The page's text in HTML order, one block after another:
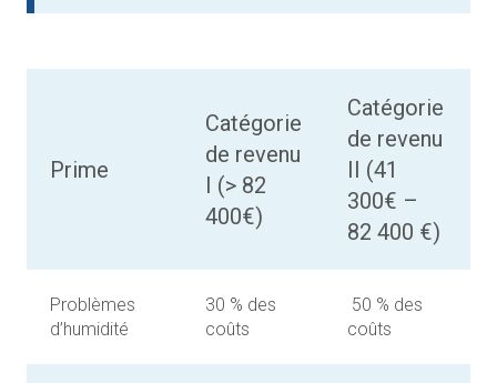
Prime
Catégorie
de revenu
I (> 82
400€)
Catégorie
de revenu
II (41
300€ –
82 400 €)
Problèmes
d’humidité
30 % des
coûts
50 % des
coûts